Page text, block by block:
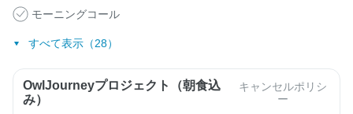
モーニングコール
すべて表示（28）
OwlJourneyプロジェクト（朝食込
み）
キャンセルポリシ
ー